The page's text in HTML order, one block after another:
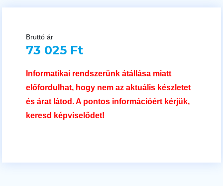
Bruttó ár
73 025 Ft
Informatikai rendszerünk átállása miatt
előfordulhat, hogy nem az aktuális készletet
és árat látod. A pontos információért kérjük,
keresd képviselődet!